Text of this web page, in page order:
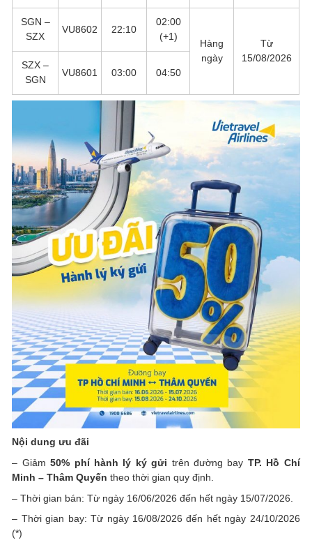
SGN –
SZX
VU8602 22:10
02:00
(+1)
Hàng
ngày
Từ
15/08/2026
SZX –
SGN
VU8601 03:00 04:50
Nội dung ưu đãi
– Giảm50% phí hành lý ký gửi trên đường bay TP. Hồ Chí
Minh – Thâm Quyến theo thời gian quy định.
– Thời gian bán: Từ ngày 16/06/2026 đến hết ngày 15/07/2026.
– Thời gian bay: Từ ngày 16/08/2026 đến hết ngày 24/10/2026
(*)